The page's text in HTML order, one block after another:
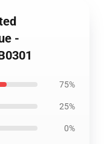
-
75%
25%
0%